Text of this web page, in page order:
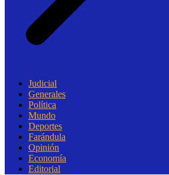
Judicial
Generales
Política
Mundo
Deportes
Farándula
Opinión
Economía
Editorial